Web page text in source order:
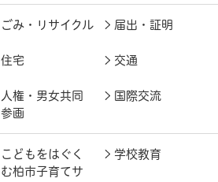
ごみ・リサイクル 届出・証明
住宅 交通
人権・男女共同
参画
国際交流
こどもをはぐく
む柏市子育てサ
学校教育